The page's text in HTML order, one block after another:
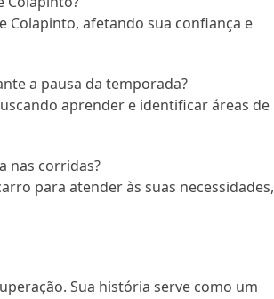
Colapinto, afetando sua confiança e
a pausa da temporada?
aprender e identificar áreas de
nas corridas?
para atender às suas
Sua história serve como um